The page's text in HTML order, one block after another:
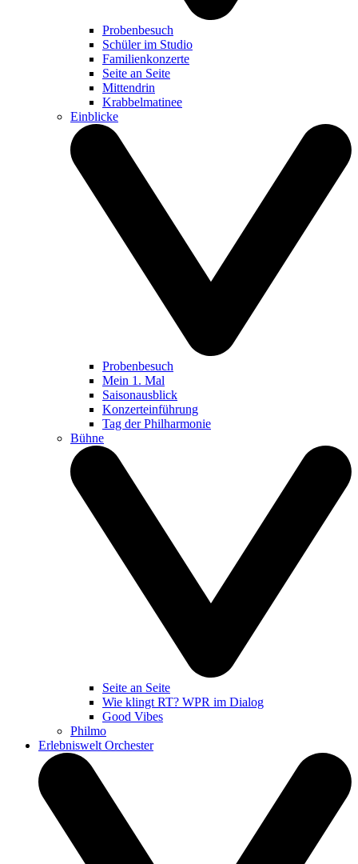
Probenbesuch
Schüler im Studio
Familienkonzerte
Seite an Seite
Mittendrin
Krabbelmatinee
Einblicke
Probenbesuch
Mein 1. Mal
Saisonausblick
Konzerteinführung
Tag der Philharmonie
Bühne
Seite an Seite
Wie klingt RT? WPR im Dialog
Good Vibes
Philmo
Erlebniswelt Orchester